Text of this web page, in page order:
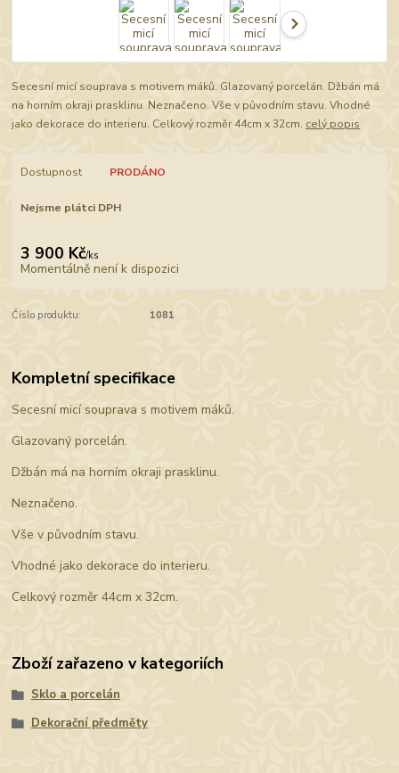
Secesní micí souprava s motivem máků. Glazovaný porcelán. Džbán má
na horním okraji prasklinu. Neznačeno. Vše v původním stavu. Vhodné
jako dekorace do interieru. Celkový rozměr 44cm x 32cm. celý popis
Dostupnost PRODÁNO
Nejsme plátci DPH
3 900 Kč/ks
Momentálně není k dispozici
Číslo produktu: 1081
Kompletní specifikace
Secesní micí souprava s motivem máků.
Glazovaný porcelán.
Džbán má na horním okraji prasklinu.
Neznačeno.
Vše v původním stavu.
Vhodné jako dekorace do interieru.
Celkový rozměr 44cm x 32cm.
Zboží zařazeno v kategoriích
Sklo a porcelán
Dekorační předměty